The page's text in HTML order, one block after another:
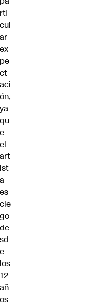
rti
cul
ar
ex
pe
ct
aci
ón,
ya
qu
e
el
art
ist
a
es
cie
go
de
sd
e
los
12
añ
os